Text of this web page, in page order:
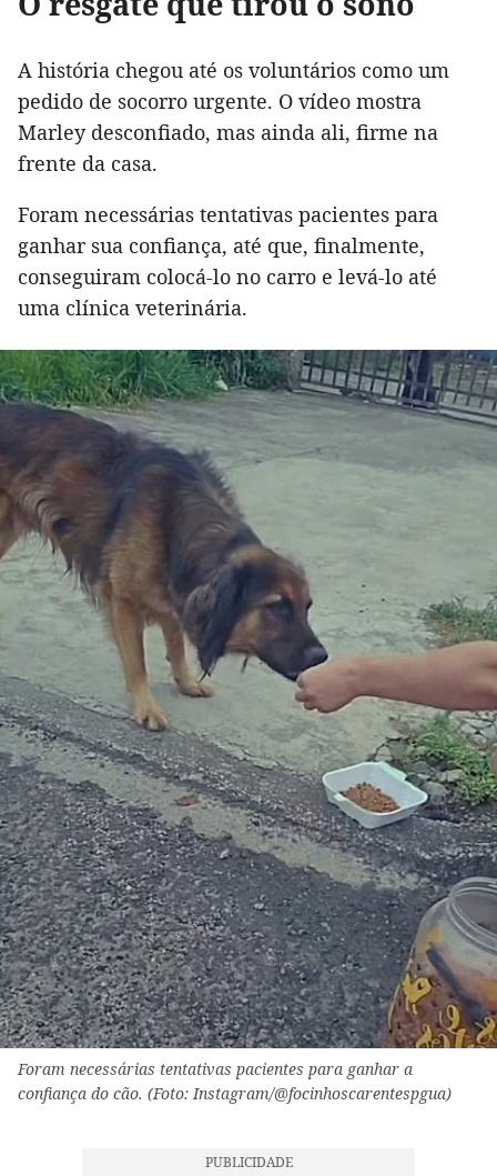
A história chegou até os voluntários como um
pedido de socorro urgente. O vídeo mostra
Marley desconfiado, mas ainda ali, firme na
frente da casa.
Foram necessárias tentativas pacientes para
ganhar sua confiança, até que, finalmente,
conseguiram colocá-lo no carro e levá-lo até
uma clínica veterinária.
Foram necessárias tentativas pacientes para ganhar a
confiança do cão. (Foto: Instagram/@focinhoscarentespgua)